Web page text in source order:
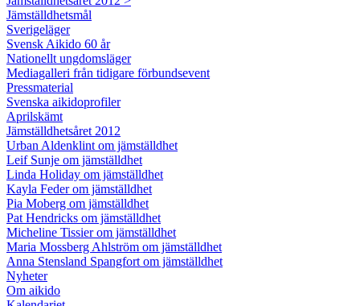
Jämställdhetsmål
Sverigeläger
Svensk Aikido 60 år
Nationellt ungdomsläger
Mediagalleri från tidigare förbundsevent
Pressmaterial
Svenska aikidoprofiler
Aprilskämt
Jämställdhetsåret 2012
Urban Aldenklint om jämställdhet
Leif Sunje om jämställdhet
Linda Holiday om jämställdhet
Kayla Feder om jämställdhet
Pia Moberg om jämställdhet
Pat Hendricks om jämställdhet
Micheline Tissier om jämställdhet
Maria Mossberg Ahlström om jämställdhet
Anna Stensland Spangfort om jämställdhet
Nyheter
Om aikido